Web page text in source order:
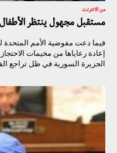
من الانترنت
مستقبل مجهول ينتظر
فيما دعت مفوضية الأمم المتحدة
إعادة رعاياها من مخيمات
الجزيرة السورية في ظل تراجع